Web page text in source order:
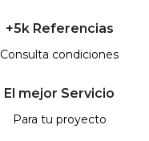
+5k Referencias
Consulta condiciones
El mejor Servicio
Para tu proyecto